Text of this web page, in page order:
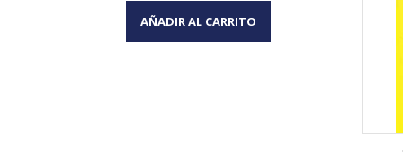
AÑADIR AL CARRITO